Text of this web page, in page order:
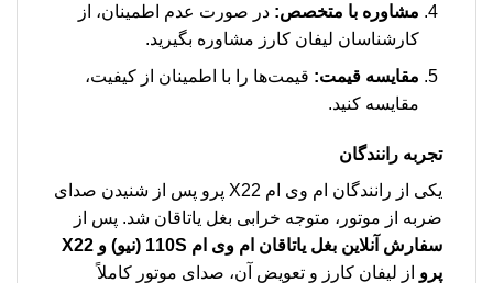
مشاوره با متخصص: در صورت عدم اطمینان، از
کارشناسان لیفان کارز مشاوره بگیرید.
مقایسه قیمت: قیمت‌ها را با اطمینان از کیفیت،
مقایسه کنید.
تجربه رانندگان
یکی از رانندگان ام وی ام X22 پرو پس از شنیدن صدای
ضربه از موتور، متوجه خرابی بغل یاتاقان شد. پس از
سفارش آنلاین بغل یاتاقان ام وی ام 110S (نیو) و X22
پرو از لیفان کارز و تعویض آن، صدای موتور کاملاً